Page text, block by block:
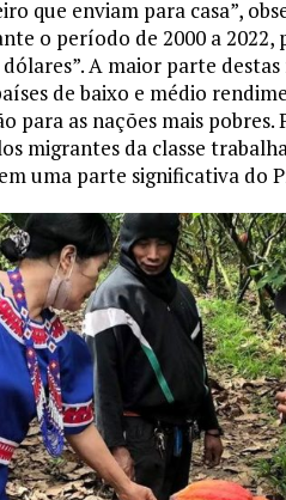
que enviam para casa”,
o período de 2000 a 2022,
A maior parte
de baixo e médio
para as nações mais pobres.
migrantes da classe
uma parte significativa do